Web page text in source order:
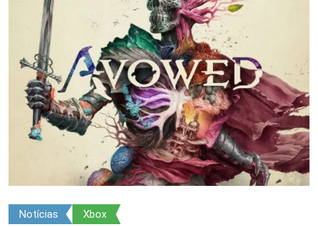
Notícias Xbox